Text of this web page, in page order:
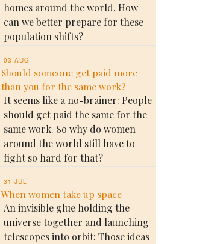
homes around the world. How
can we better prepare for these
population shifts?
03 AUG
Should someone get paid more
than you for the same work?
It seems like a no-brainer: People
should get paid the same for the
same work. So why do women
around the world still have to
fight so hard for that?
31 JUL
When women take up space
An invisible glue holding the
universe together and launching
telescopes into orbit: Those ideas